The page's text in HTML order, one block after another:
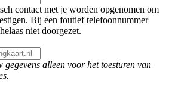
contact met je worden opgenomen om
Bij een foutief telefoonnummer
niet doorgezet.
gegevens alleen voor het toesturen van